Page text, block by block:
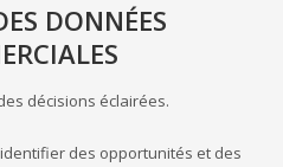
DONNÉES
décisions éclairées.
des opportunités et des